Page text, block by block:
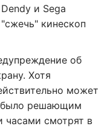
и Sega
кинескоп
об
Хотя
может
было решающим
часами смотрят в